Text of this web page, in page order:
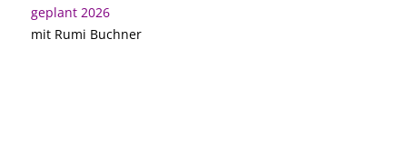
geplant 2026
mit Rumi Buchner